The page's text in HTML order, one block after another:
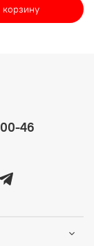
корзину
46